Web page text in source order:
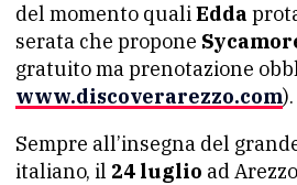
del momento qualiEdda
serata che propone
gratuito ma prenotazione
www.discoverarezzo.com).
Sempre all’insegna del
italiano, il 24 luglio ad